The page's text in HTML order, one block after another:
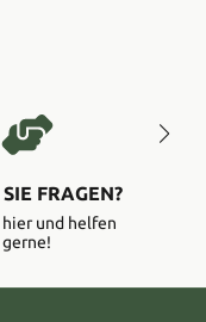
FRAGEN?
und helfen
gerne!